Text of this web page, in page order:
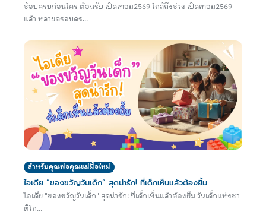
ช้อปครบก่อนใคร ต้อนรับ เปิดเทอม2569 ใกล้ถึงช่วง เปิดเทอม2569
แล้ว หลายครอบคร...
สำหรับคุณพ่อคุณแม่มือใหม่
ไอเดีย “ของขวัญวันเด็ก” สุดน่ารัก! ที่เด็กเห็นแล้วต้องยิ้ม
ไอเดีย "ของขวัญวันเด็ก" สุดน่ารัก! ที่เด็กเห็นแล้วต้องยิ้ม วันเด็กแห่งชา
ติใก...